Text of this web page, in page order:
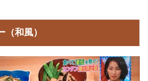
和風）